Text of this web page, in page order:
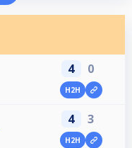
4 0
H2H
4 3
H2H